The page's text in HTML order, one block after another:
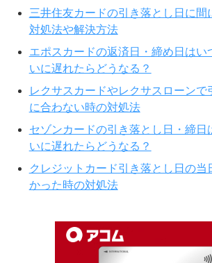
三井住友カードの引き落とし日に間
対処法や解決方法
エポスカードの返済日・締め日はい
いに遅れたらどうなる？
レクサスカードやレクサスローンで
に合わない時の対処法
セゾンカードの引き落とし日・締日
いに遅れたらどうなる？
クレジットカード引き落とし日の当
かった時の対処法